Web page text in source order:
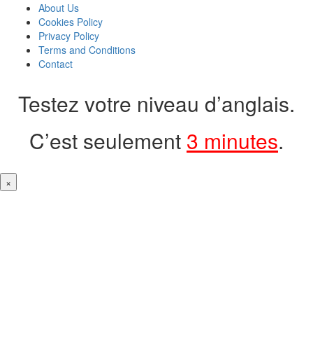
About Us
Cookies Policy
Privacy Policy
Terms and Conditions
Contact
Testez votre niveau d’anglais.
C’est seulement 3 minutes.
×